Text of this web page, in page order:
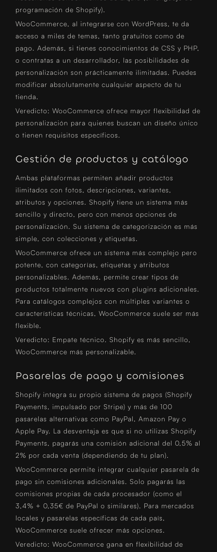
programación de Shopify).
WooCommerce, al integrarse con WordPress, te da
acceso a miles de temas, tanto gratuitos como de
pago. Además, si tienes conocimientos de CSS y PHP,
o contratas a un desarrollador, las posibilidades de
personalización son prácticamente ilimitadas. Puedes
modificar absolutamente cualquier aspecto de tu
tienda.
Veredicto: WooCommerce ofrece mayor flexibilidad de
personalización para quienes buscan un diseño único
o tienen requisitos específicos.
Gestión de productos y catálogo
Ambas plataformas permiten añadir productos
ilimitados con fotos, descripciones, variantes,
atributos y opciones. Shopify tiene un sistema más
sencillo y directo, pero con menos opciones de
personalización. Su sistema de categorización es más
simple, con colecciones y etiquetas.
WooCommerce ofrece un sistema más complejo pero
potente, con categorías, etiquetas y atributos
personalizables. Además, permite crear tipos de
productos totalmente nuevos con plugins adicionales.
Para catálogos complejos con múltiples variantes o
características técnicas, WooCommerce suele ser más
flexible.
Veredicto: Empate técnico. Shopify es más sencillo,
WooCommerce más personalizable.
Pasarelas de pago y comisiones
Shopify integra su propio sistema de pagos (Shopify
Payments, impulsado por Stripe) y más de 100
pasarelas alternativas como PayPal, Amazon Pay o
Apple Pay. La desventaja es que si no utilizas Shopify
Payments, pagarás una comisión adicional del 0,5% al
2% por cada venta (dependiendo de tu plan).
WooCommerce permite integrar cualquier pasarela de
pago sin comisiones adicionales. Solo pagarás las
comisiones propias de cada procesador (como el
3,4% + 0,35€ de PayPal o similares). Para mercados
locales y pasarelas específicas de cada país,
WooCommerce suele ofrecer más opciones.
Veredicto: WooCommerce gana en flexibilidad de